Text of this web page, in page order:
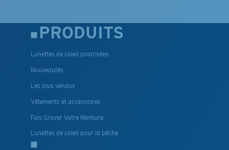
PRODUITS
Lunettes de soleil polarisées
Nouveautés
Les plus vendus
Vêtements et accessoires
Fais Graver Votre Monture
Lunettes de soleil pour la pêche